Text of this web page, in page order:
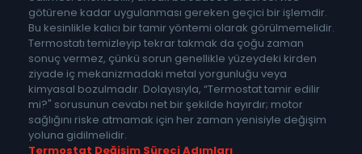
götürene kadar uygulanması gereken geçici bir işlemdir.
Bu kesinlikle kalıcı bir tamir yöntemi olarak görülmemelidir.
Termostatı temizleyip tekrar takmak da çoğu zaman
sonuç vermez, çünkü sorun genellikle yüzeydeki kirden
ziyade iç mekanizmadaki metal yorgunluğu veya
kimyasal bozulmadır. Dolayısıyla, “Termostat tamir edilir
mi?" sorusunun cevabı net bir şekilde hayırdır; motor
sağlığını riske atmamak için her zaman yenisiyle değişim
yoluna gidilmelidir.
Termostat Değişim Süreci Adımları